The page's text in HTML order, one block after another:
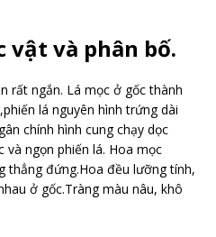
vật và phân bố.
rất ngắn. Lá mọc ở gốc thành
lá nguyên hình trứng dài
chính hình cung chạy dọc
và ngọn phiến lá. Hoa mọc
thẳng đứng.Hoa đều lưỡng tính,
ở gốc.Tràng màu nâu, khô